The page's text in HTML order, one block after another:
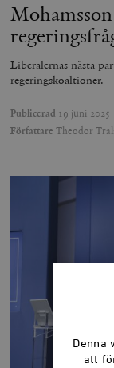
Liberalernas nästa
regeringskoaltioner.
Publicerad 19 juni 2025
Författare Theodor
Denna
att